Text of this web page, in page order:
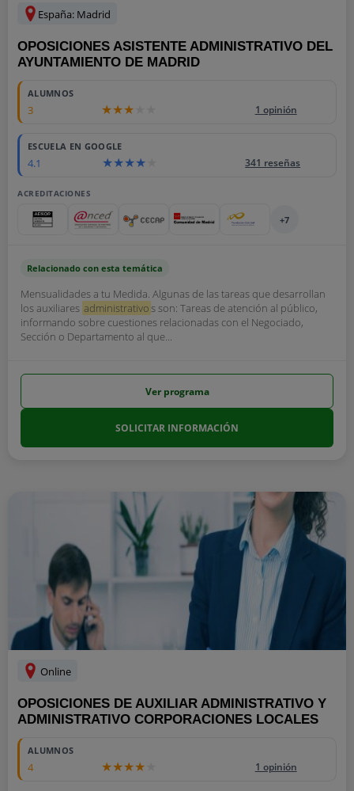
España: Madrid
OPOSICIONES ASISTENTE ADMINISTRATIVO DEL
AYUNTAMIENTO DE MADRID
ALUMNOS
3 1 opinión
ESCUELA EN GOOGLE
4.1 341 reseñas
ACREDITACIONES
+7
Relacionado con esta temática
Mensualidades a tu Medida. Algunas de las tareas que desarrollan
los auxiliares administrativos son: Tareas de atención al público,
informando sobre cuestiones relacionadas con el Negociado,
Sección o Departamento al que...
Ver programa
SOLICITAR INFORMACIÓN
Online
OPOSICIONES DE AUXILIAR ADMINISTRATIVO Y
ADMINISTRATIVO CORPORACIONES LOCALES
ALUMNOS
4 1 opinión